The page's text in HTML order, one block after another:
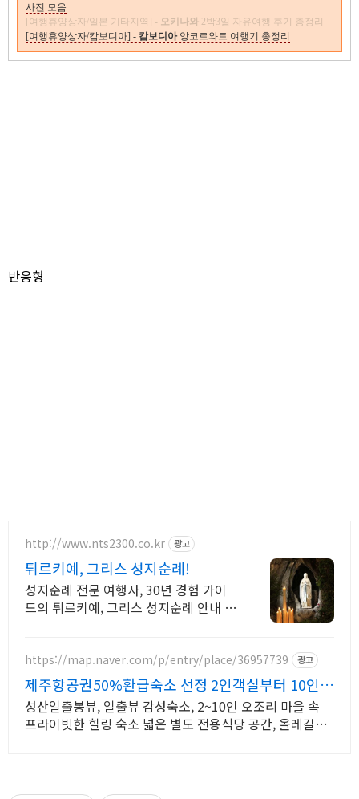
사진 모음
[여행휴양상자/일본 기타지역] - 오키나와 2박3일 자유여행 후기 총정리
[여행휴양상자/캄보디아] - 캄보디아앙코르와트 여행기 총정리
반응형
http://www.nts2300.co.kr 광고
튀르키예, 그리스 성지순례!
성지순례 전문 여행사, 30년 경험 가이
드의 튀르키예, 그리스 성지순례 안내 궁
https://map.naver.com/p/entry/place/36957739 광고
제주항공권50%환급숙소 선정 2인객실부터 10인객
실 구성
성산일출봉뷰, 일출뷰 감성숙소, 2~10인 오조리 마을 속
프라이빗한 힐링 숙소 넓은 별도 전용식당 공간, 올레길2코